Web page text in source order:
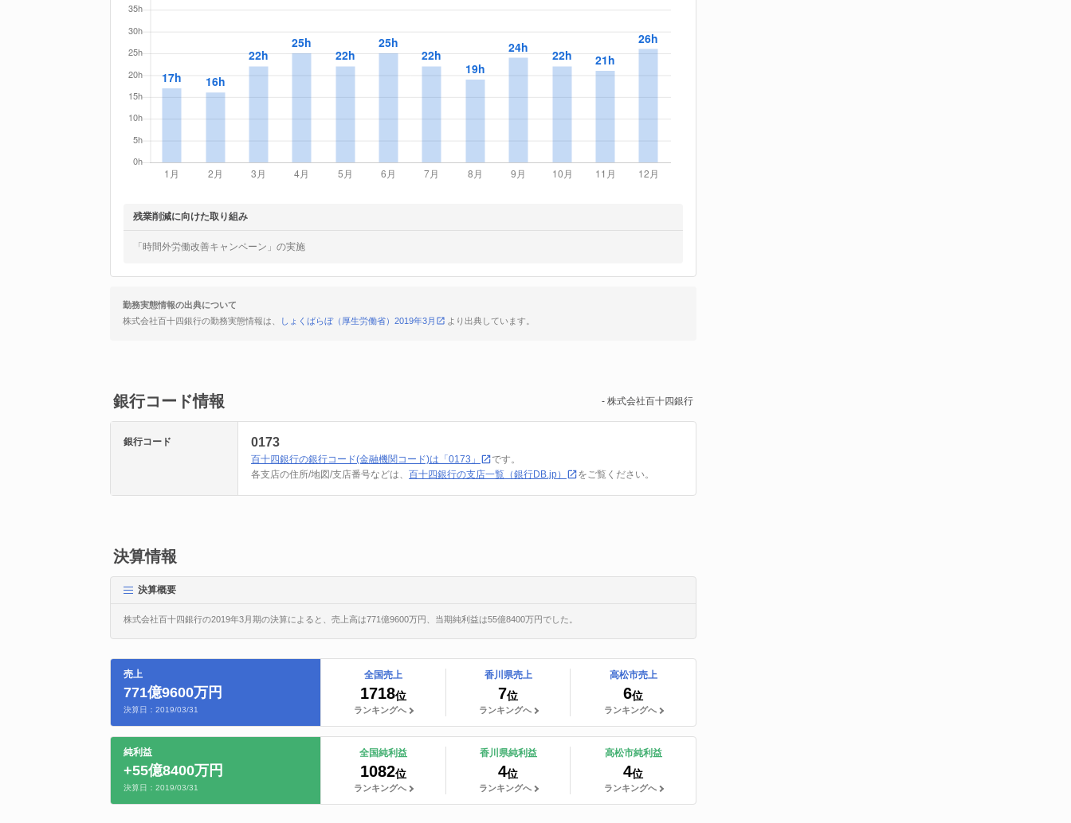
残業削減に向けた取り組み
「時間外労働改善キャンペーン」の実施
勤務実態情報の出典について
株式会社百十四銀行の勤務実態情報は、
しょくばらぼ（厚生労働省）2019年3月 より出典しています。
銀行コード情報 - 株式会社百十四銀行
銀行コード 0173
百十四銀行の銀行コード(金融機関コード)は「0173」
です。
各支店の住所/地図/支店番号などは、 百十四銀行の支店一覧（銀行DB.jp） をご覧ください。
決算情報
決算概要
株式会社百十四銀行の2019年3月期の決算によると、売上高は771億9600万円、当期純利益は55億8400万円でした。
売上
771億9600万円
決算日：2019/03/31
全国売上
1718位
ランキングへ
香川県売上
7位
ランキングへ
高松市売上
6位
ランキングへ
純利益
+55億8400万円
決算日：2019/03/31
全国純利益
1082位
ランキングへ
香川県純利益
4位
ランキングへ
高松市純利益
4位
ランキングへ